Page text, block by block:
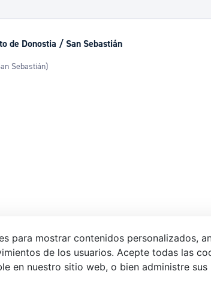
de Donostia / San Sebastián
Sebastián)
de Donostia / San Sebastián Ijentea 1,
para mostrar contenidos personalizados,
de los usuarios. Acepte todas las
en nuestro sitio web, o bien administre sus